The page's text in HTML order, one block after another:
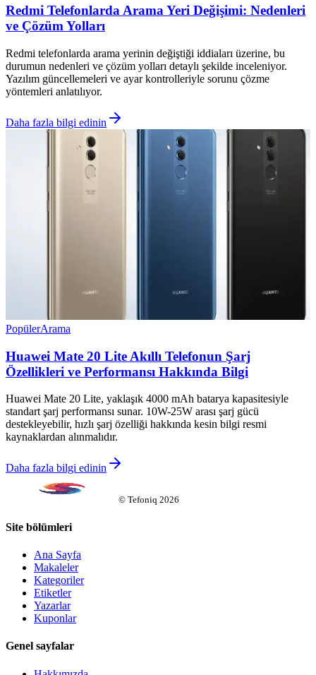
Redmi Telefonlarda Arama Yeri Değişimi: Nedenleri
ve Çözüm Yolları
Redmi telefonlarda arama yerinin değiştiği iddiaları üzerine, bu
durumun nedenleri ve çözüm yolları detaylı şekilde inceleniyor.
Yazılım güncellemeleri ve ayar kontrolleriyle sorunu çözme
yöntemleri anlatılıyor.
Daha fazla bilgi edinin
PopülerArama
Huawei Mate 20 Lite Akıllı Telefonun Şarj
Özellikleri ve Performansı Hakkında Bilgi
Huawei Mate 20 Lite, yaklaşık 4000 mAh batarya kapasitesiyle
standart şarj performansı sunar. 10W-25W arası şarj gücü
destekleyebilir, hızlı şarj özelliği hakkında kesin bilgi resmi
kaynaklardan alınmalıdır.
Daha fazla bilgi edinin
© Tefoniq 2026
Site bölümleri
Ana Sayfa
Makaleler
Kategoriler
Etiketler
Yazarlar
Kuponlar
Genel sayfalar